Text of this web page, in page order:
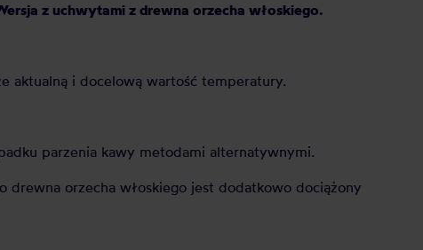
z uchwytami z drewna orzecha włoskiego.
aktualną i docelową wartość temperatury.
parzenia kawy metodami alternatywnymi.
orzecha włoskiego jest dodatkowo dociążony